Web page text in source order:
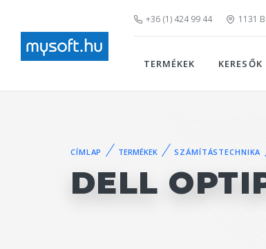
+36 (1) 424 99 44 1131
TERMÉKEK KERESŐK
CÍMLAP TERMÉKEK SZÁMÍTÁSTECHNIKA
DELL